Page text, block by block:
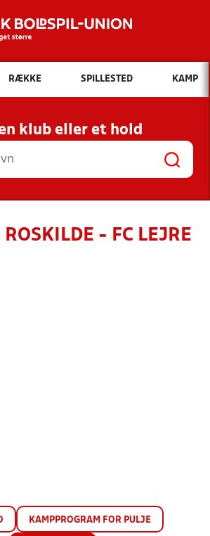
Hvad vil du søge efter?
INDHOLD OG NYHEDER
RESULTATER, KLUBBER OG
HOLD
RÆKKE SPILLESTED KAMP
klub eller et hold
ROSKILDE - FC LEJRE
KAMPPROGRAM FOR PULJE